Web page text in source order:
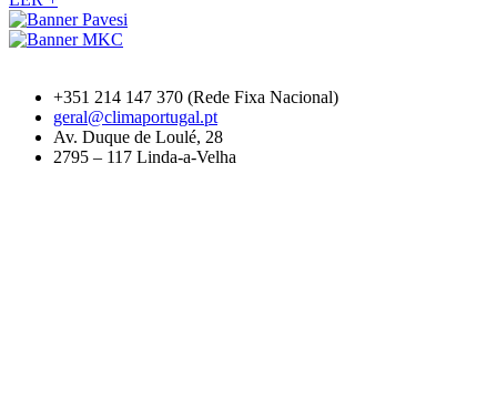
+351 214 147 370 (Rede Fixa Nacional)
geral@climaportugal.pt
Av. Duque de Loulé, 28
2795 – 117 Linda-a-Velha